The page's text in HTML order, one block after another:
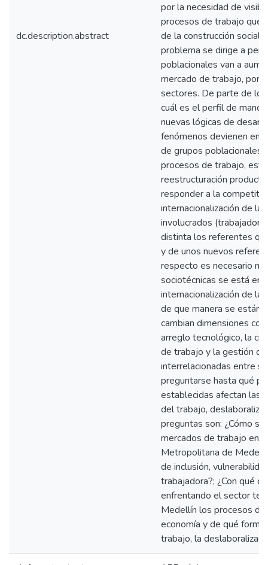
dc.description.abstract
por la necesidad de
procesos de trabajo que
de la construcción social
problema se dirige a
poblacionales van a
mercado de trabajo,
sectores. De parte de
cuál es el perfil de mano
nuevas lógicas de
fenómenos devienen en
de grupos poblacionales
procesos de trabajo,
reestructuración
responder a la
internacionalización de
involucrados
distinta los referentes
y de unos nuevos
respecto es necesario
sociotécnicas se está
internacionalización de
de que manera se están
cambian dimensiones
arreglo tecnológico, la
de trabajo y la gestión
interrelacionadas entre sí
preguntarse hasta qué
establecidas afectan las
del trabajo,
preguntas son: ¿Cómo
mercados de trabajo en
Metropolitana de
de inclusión,
trabajadora?; ¿Con qué
enfrentando el sector
Medellín los procesos de
economía y de qué
trabajo, la